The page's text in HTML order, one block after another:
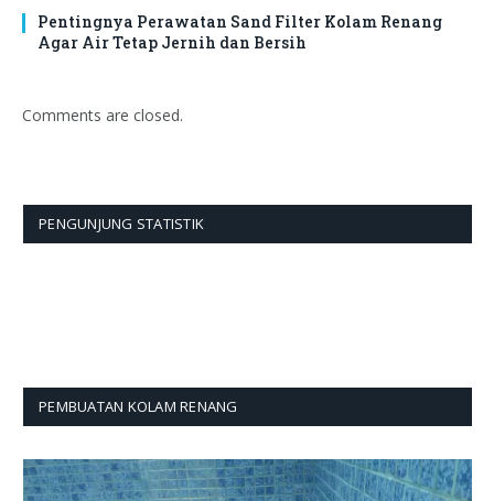
Pentingnya Perawatan Sand Filter Kolam Renang
Agar Air Tetap Jernih dan Bersih
Comments are closed.
PENGUNJUNG STATISTIK
PEMBUATAN KOLAM RENANG
Pemutar
Video